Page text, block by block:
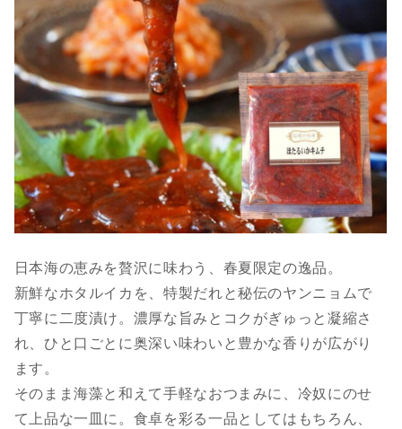
日本海の恵みを贅沢に味わう、春夏限定の逸品。
新鮮なホタルイカを、特製だれと秘伝のヤンニョムで
丁寧に二度漬け。濃厚な旨みとコクがぎゅっと凝縮さ
れ、ひと口ごとに奥深い味わいと豊かな香りが広がり
ます。
そのまま海藻と和えて手軽なおつまみに、冷奴にのせ
て上品な一皿に。食卓を彩る一品としてはもちろん、